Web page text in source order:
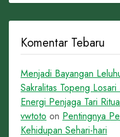
Komentar Tebaru
Menjadi Bayangan
Sakralitas Topeng Losari
Energi Penjaga Tari
vwtoto on Pentingnya
Kehidupan Sehari-hari